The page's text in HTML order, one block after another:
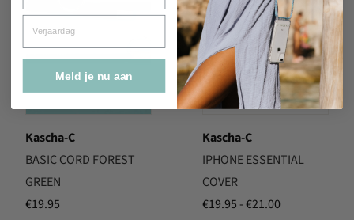
Kascha-C
BASIC CORD FOREST
GREEN
€19.95
Kascha-C
IPHONE ESSENTIAL
COVER
€19.95 -€21.00Prijsklasse:
Verjaardag
Meld je nu aan